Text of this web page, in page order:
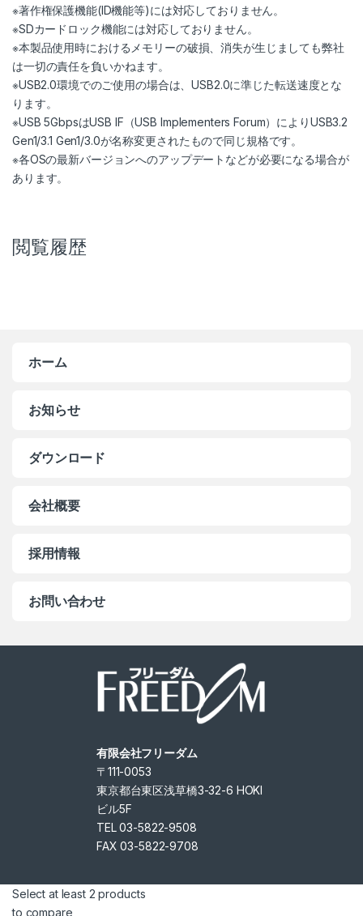
※著作権保護機能(ID機能等)には対応しておりません。
※SDカードロック機能には対応しておりません。
※本製品使用時におけるメモリーの破損、消失が生じましても弊社
は一切の責任を負いかねます。
※USB2.0環境でのご使用の場合は、USB2.0に準じた転送速度とな
ります。
※USB 5GbpsはUSB IF（USB Implementers Forum）によりUSB3.2
Gen1/3.1 Gen1/3.0が名称変更されたもので同じ規格です。
※各OSの最新バージョンへのアップデートなどが必要になる場合が
あります。
閲覧履歴
ホーム
お知らせ
ダウンロード
会社概要
採用情報
お問い合わせ
有限会社フリーダム
〒111-0053
東京都台東区浅草橋3-32-6 HOKI
ビル5F
TEL 03-5822-9508
FAX 03-5822-9708
Select at least 2 products
to compare